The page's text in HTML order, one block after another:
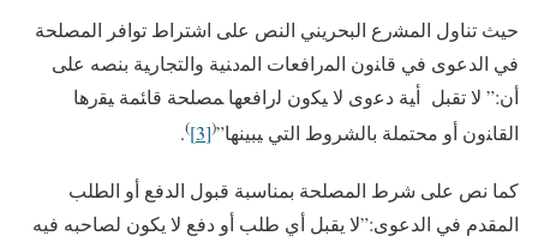
حيث تناول ﺍﻟﻤﺸﺭﻉ البحريني النص على اشتراط توافر المصلحة
في الدعوى ﻓﻲ ﻗﺎﻨﻭﻥ ﺍﻟﻤﺭﺍﻓﻌﺎﺕ ﺍﻟﻤﺩﻨﻴﺔ ﻭﺍﻟﺘﺠﺎﺭﻴﺔ بنصه على
أن:” لا تقبل ﺃﻴﺔ ﺩﻋﻭﻯ ﻻ ﻴﻜﻭﻥ ﻟﺭﺍﻓﻌﻬﺎ ﻤﺼﻠﺤﺔ ﻗﺎﺌﻤﺔ ﻴﻘﺭﻫﺎ
ﺍﻟﻘﺎﻨﻭﻥ أو محتملة بالشروط التي ﻴﺒﻴﻨﻬﺎ”(
[3]
)
.
كما نص على شرط المصلحة بمناسبة قبول الدفع أو الطلب
المقدم في الدعوى:”لا يقبل أي طلب أو دفع لا يكون لصاحبه فيه